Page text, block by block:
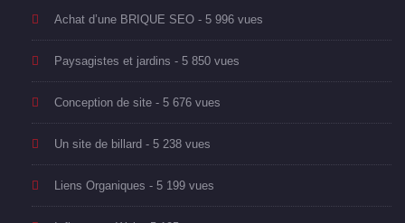
Achat d’une BRIQUE SEO - 5 996 vues
Paysagistes et jardins - 5 850 vues
Conception de site - 5 676 vues
Un site de billard - 5 238 vues
Liens Organiques - 5 199 vues